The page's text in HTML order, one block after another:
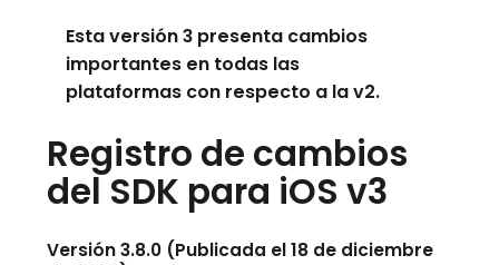
Esta versión 3 presenta cambios
importantes en todas las
plataformas con respecto a la v2.
Registro de cambios
del SDK para iOS v3
Versión 3.8.0 (Publicada el 18 de diciembre